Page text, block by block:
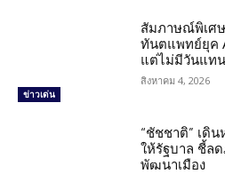
ข่าวเด่น
สัมภาษณ์พิเศ
ทันตแพทย์ยุค
แต่ไม่มีวันแท
สิงหาคม 4, 2026
“ชัชชาติ” เดิ
ให้รัฐบาล ชี้ล
พัฒนาเมือง